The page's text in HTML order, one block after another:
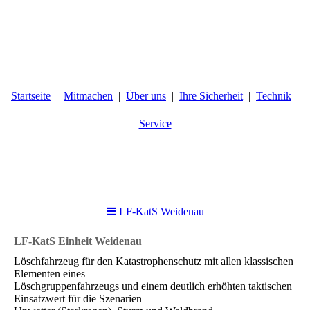
Startseite Mitmachen Über uns Ihre Sicherheit Technik
Service
LF-KatS Weidenau
LF-KatS Einheit Weidenau
Löschfahrzeug für den Katastrophenschutz mit allen klassischen
Elementen eines
Löschgruppenfahrzeugs und einem deutlich erhöhten taktischen
Einsatzwert für die Szenarien